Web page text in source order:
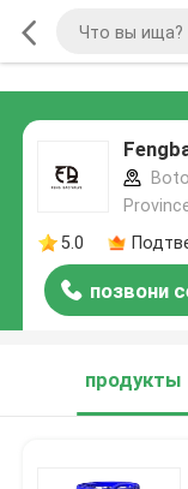
5.0
позвони
продукты